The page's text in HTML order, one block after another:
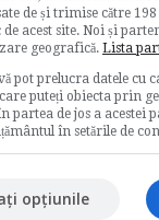
ore libere
Votati
de și trimise către
acest site. Noi și
geografică. Lista
pot prelucra datele cu
puteți obiecta prin
partea de jos a acestei
în setările de
opțiunile